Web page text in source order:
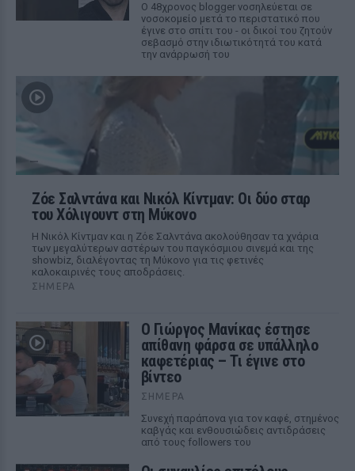
Ο 48χρονος blogger νοσηλεύεται σε
νοσοκομείο μετά το περιστατικό που
έγινε στο σπίτι του - οι δικοί του ζητούν
σεβασμό στην ιδιωτικότητά του κατά
την ανάρρωσή του
Ζόε Σαλντάνα και Νικόλ Κίντμαν: Οι δύο σταρ
του Χόλιγουντ στη Μύκονο
Η Νικόλ Κίντμαν και η Ζόε Σαλντάνα ακολούθησαν τα χνάρια
των μεγαλύτερων αστέρων του παγκόσμιου σινεμά και της
showbiz, διαλέγοντας τη Μύκονο για τις φετινές
καλοκαιρινές τους αποδράσεις.
ΣΉΜΕΡΑ
Ο Γιώργος Μανίκας έστησε
απίθανη φάρσα σε υπάλληλο
καφετέριας – Τι έγινε στο
βίντεο
ΣΉΜΕΡΑ
Συνεχή παράπονα για τον καφέ, στημένος
καβγάς και ενθουσιώδεις αντιδράσεις
από τους followers του